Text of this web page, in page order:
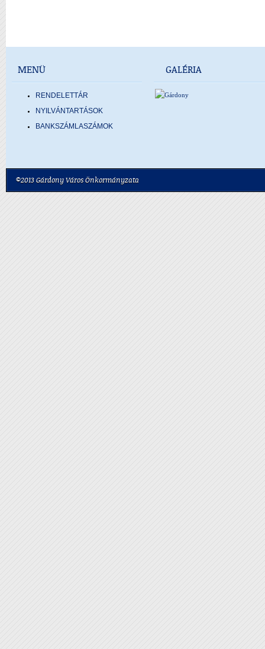
MENÜ
RENDELETTÁR
NYILVÁNTARTÁSOK
BANKSZÁMLASZÁMOK
GALÉRIA
©2013 Gárdony Város Önkormányzata